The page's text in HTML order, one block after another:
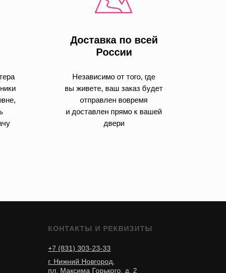
Доставка по всей
России
Независимо от того, где
вы живете, ваш заказ будет
отправлен вовремя
и доставлен прямо к вашей
двери
КОНТАКТЫ И РЕКВИЗИТЫ
г. Нижний Новгород,
пл. Максима Горького, д. 2
+7 (831) 303-23-33